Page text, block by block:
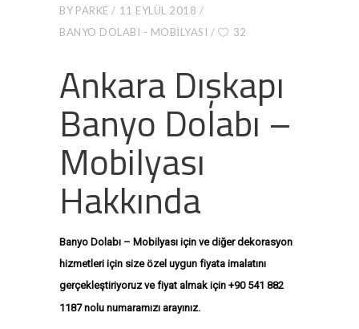
BY PARKE
11 EYLÜL 2018
BANYO DOLABI - MOBILYASI
32
Ankara Dışkapı
Banyo Dolabı –
Mobilyası
Hakkında
Banyo Dolabı – Mobilyası için ve diğer dekorasyon
hizmetleri için size özel uygun fiyata imalatını
gerçekleştiriyoruz ve fiyat almak için +90 541 882
1187 nolu numaramızı arayınız.